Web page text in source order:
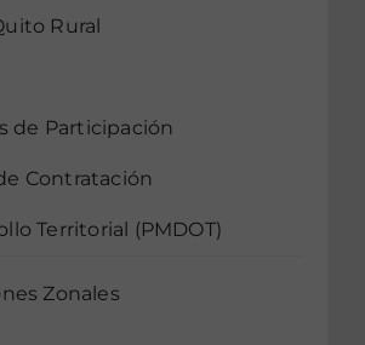
Rural
de Participación
Contratación
Territorial (PMDOT)
Zonales